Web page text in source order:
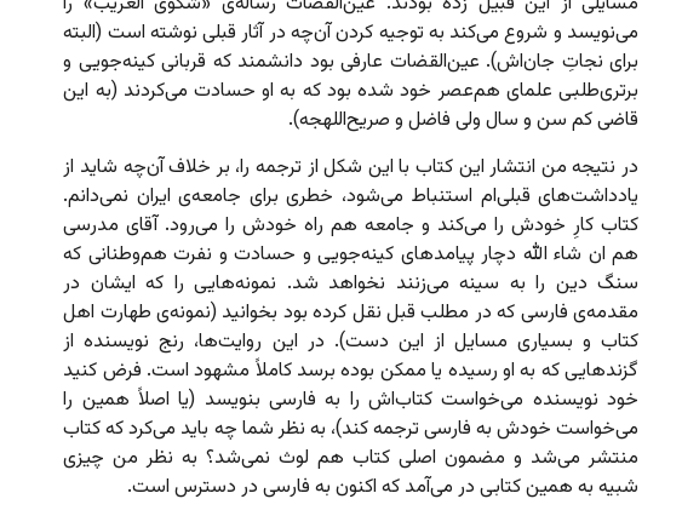
می‌نویسد و شروع می‌کند به توجیه کردن آن‌چه در آثار قبلی نوشته است (البته
برای نجاتِ‌ جان‌اش). عین‌القضات عارفی بود دانشمند که قربانی کینه‌جویی و
برتری‌طلبی علمای هم‌عصر خود شده بود که به او حسادت می‌کردند (به این
قاضی کم سن و سال ولی فاضل و صریح‌اللهجه).
در نتیجه من انتشار این کتاب با این شکل از ترجمه را، بر خلاف آن‌چه شاید از
یادداشت‌های قبلی‌ام استنباط می‌شود، خطری برای جامعه‌ی ایران نمی‌دانم.
کتاب کارِ خودش را می‌کند و جامعه هم راه خودش را می‌رود. آقای مدرسی
هم ان شاء الله دچار پیامدهای کینه‌جویی و حسادت‌ و نفرت هم‌وطنانی که
سنگ دین را به سینه می‌زنند نخواهد شد. نمونه‌هایی را که ایشان در
مقدمه‌ی فارسی که در مطلب قبل نقل کرده بود بخوانید (نمونه‌ی طهارت اهل
کتاب و بسیاری مسایل از این دست). در این روایت‌ها، رنج نویسنده از
گزندهایی که به او رسیده یا ممکن بوده برسد کاملاً مشهود است. فرض کنید
خود نویسنده می‌خواست کتاب‌اش را به فارسی بنویسد (یا اصلاً همین را
می‌خواست خودش به فارسی ترجمه کند)، به نظر شما چه باید می‌کرد که کتاب
منتشر می‌شد و مضمون اصلی کتاب هم لوث نمی‌شد؟ به نظر من چیزی
شبیه به همین کتابی در می‌آمد که اکنون به فارسی در دسترس است.